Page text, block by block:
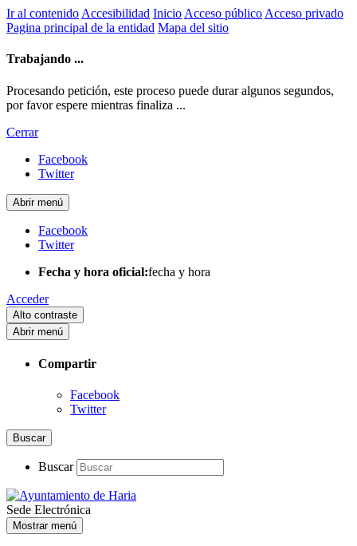
Ir al contenido Accesibilidad Inicio Acceso público Acceso privado
Pagina principal de la entidad Mapa del sitio
Trabajando ...
Procesando petición, este proceso puede durar algunos segundos,
por favor espere mientras finaliza ...
Cerrar
Facebook
Twitter
Abrir menú
Facebook
Twitter
Fecha y hora oficial:fecha y hora
Acceder
Alto contraste
Abrir menú
Compartir
Facebook
Twitter
Buscar
Buscar
Sede Electrónica
Mostrar menú